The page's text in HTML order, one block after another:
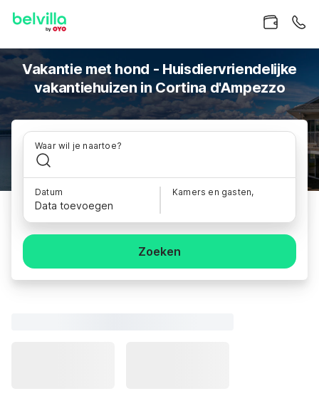
Vakantie met hond - Huisdiervriendelijke
vakantiehuizen in Cortina d'Ampezzo
Waar wil je naartoe?
Datum
Data toevoegen
Kamers en gasten,
Zoeken